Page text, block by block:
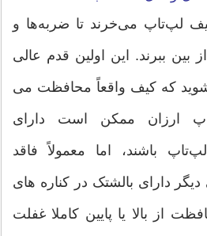
لپ‌تاپ می‌خرند تا ضربه‌ها و
بین ببرند. این اولین قدم عالی
که کیف واقعاً محافظت می
ارزان ممکن است دارای
باشند، اما معمولاً فاقد
دارای بالشتک در کناره های
از بالا یا پایین کاملا غفلت